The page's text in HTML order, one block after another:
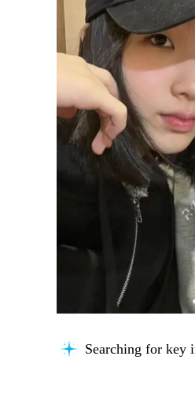
Searching for key